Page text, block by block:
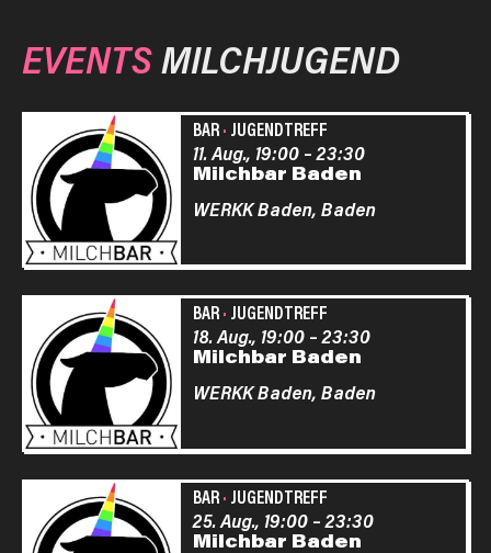
EVENTSMILCHJUGEND
BAR· JUGENDTREFF
Milchbar Baden
11. Aug., 19:00–23:30
WERKK Baden, Baden
BAR· JUGENDTREFF
Milchbar Baden
18. Aug., 19:00–23:30
WERKK Baden, Baden
BAR· JUGENDTREFF
Milchbar Baden
25. Aug., 19:00–23:30